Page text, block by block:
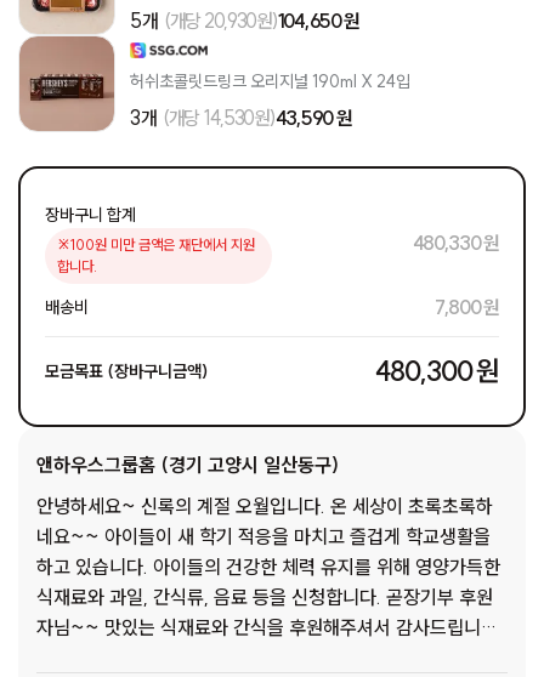
5개 (개당 20,930원)104,650 원
허쉬초콜릿드링크 오리지널 190ml X 24입
3개 (개당 14,530원)43,590 원
장바구니 합계
※100원 미만 금액은 재단에서 지원
합니다.
480,330 원
배송비 7,800 원
모금목표 (장바구니금액) 480,300 원
앤하우스그룹홈 (경기 고양시 일산동구)
안녕하세요~ 신록의 계절 오월입니다. 온 세상이 초록초록하
네요~~ 아이들이 새 학기 적응을 마치고 즐겁게 학교생활을
하고 있습니다. 아이들의 건강한 체력 유지를 위해 영양가득한
식재료와 과일, 간식류, 음료 등을 신청합니다. 곧장기부 후원
자님~~ 맛있는 식재료와 간식을 후원해주셔서 감사드립니다.